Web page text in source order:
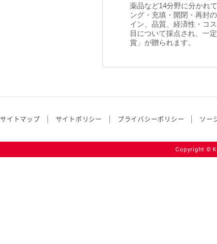
薬品など14分野に分かれ
ング・充填・開閉・再封
イン、品質、経済性・コ
目について採点され、一
賞」が贈られます。
サイトマップ サイトポリシー プライバシーポリシー ソー
Copyright ©